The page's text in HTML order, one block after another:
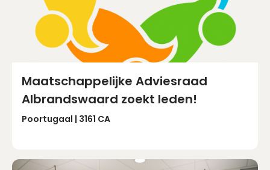
Maatschappelijke Adviesraad
Albrandswaard zoekt leden!
Poortugaal | 3161 CA